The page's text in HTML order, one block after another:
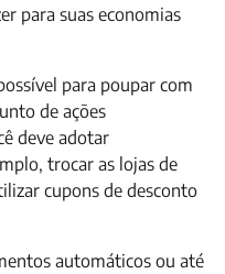
para suas economias
para poupar com
de ações
deve adotar
trocar as lojas de
cupons de desconto
automáticos ou até